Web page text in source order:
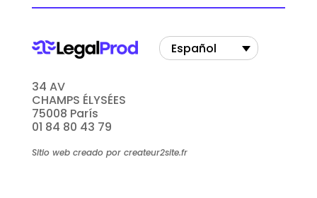
34 AV
CHAMPS ÉLYSÉES
75008 París
01 84 80 43 79
Sitio web creado por createur2site.fr
Español